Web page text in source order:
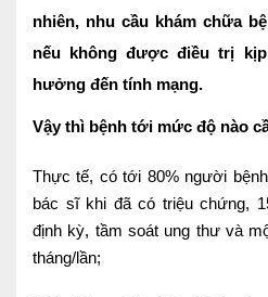
Báo chí nói về
DỊCH VỤ
Ngoại
nhiên, nhu cầu khám chữa
nếu không được điều trị
hưởng đến tính mạng.
Vậy thì bệnh tới mức độ nào
Thực tế, có tới 80% người
bác sĩ khi đã có triệu chứng,
định kỳ, tầm soát ung thư và
tháng/lần;